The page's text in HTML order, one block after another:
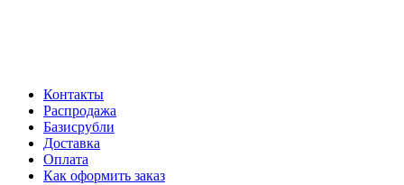
Контакты
Распродажа
Базисрубли
Доставка
Оплата
Как оформить заказ